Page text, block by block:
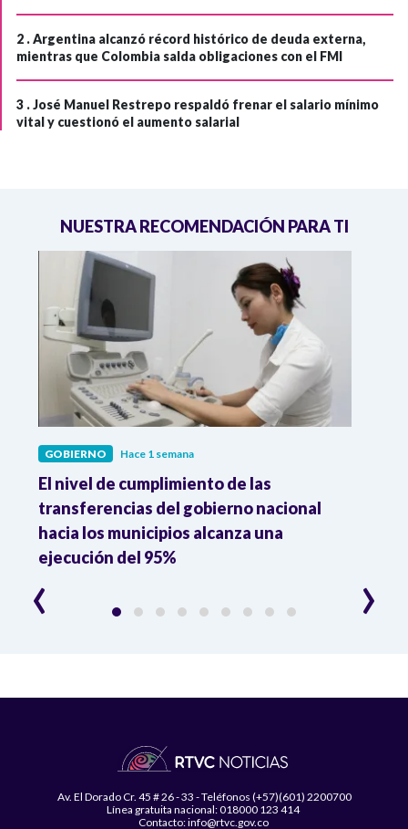
2 .Argentina alcanzó récord histórico de deuda externa,
mientras que Colombia salda obligaciones con el FMI
3 .José Manuel Restrepo respaldó frenar el salario mínimo
vital y cuestionó el aumento salarial
NUESTRA RECOMENDACIÓN PARA TI
GOBIERNO Hace 1 semana
El nivel de cumplimiento de las
transferencias del gobierno nacional
hacia los municipios alcanza una
ejecución del 95%
‹ ›
Av. El Dorado Cr. 45 # 26 - 33 - Teléfonos (+57)(601) 2200700
Línea gratuita nacional: 018000 123 414
Contacto: info@rtvc.gov.co